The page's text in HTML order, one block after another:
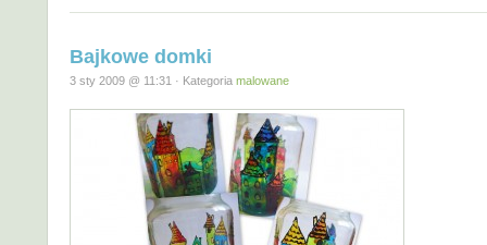
Bajkowe domki
3 sty 2009 @ 11:31 · Kategoria malowane